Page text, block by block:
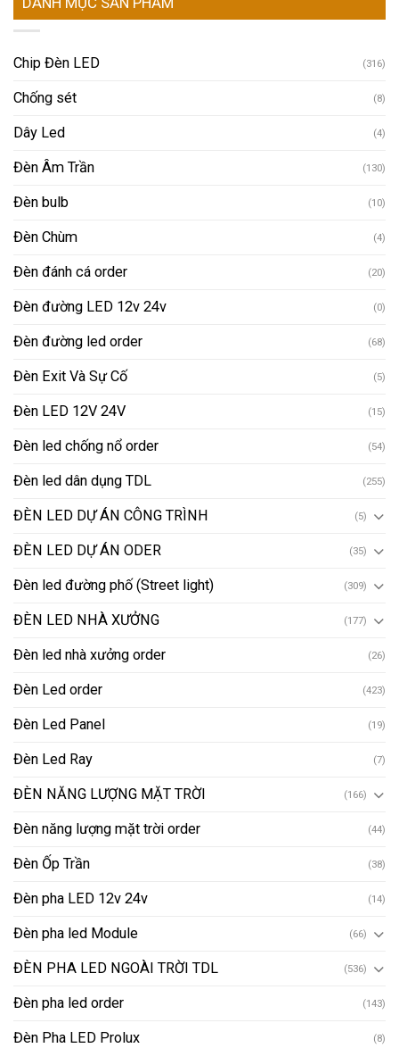
Chip Đèn LED (316)
Chống sét (8)
Dây Led (4)
Đèn Âm Trần (130)
Đèn bulb (10)
Đèn Chùm (4)
Đèn đánh cá order (20)
Đèn đường LED 12v 24v (0)
Đèn đường led order (68)
Đèn Exit Và Sự Cố (5)
Đèn LED 12V 24V (15)
Đèn led chống nổ order (54)
Đèn led dân dụng TDL (255)
ĐÈN LED DỰ ÁN CÔNG TRÌNH (5)
ĐÈN LED DỰ ÁN ODER (35)
Đèn led đường phố (Street light) (309)
ĐÈN LED NHÀ XƯỞNG (177)
Đèn led nhà xưởng order (26)
Đèn Led order (423)
Đèn Led Panel (19)
Đèn Led Ray (7)
ĐÈN NĂNG LƯỢNG MẶT TRỜI (166)
Đèn năng lượng mặt trời order (44)
Đèn Ốp Trần (38)
Đèn pha LED 12v 24v (14)
Đèn pha led Module (66)
ĐÈN PHA LED NGOÀI TRỜI TDL (536)
Đèn pha led order (143)
Đèn Pha LED Prolux (8)